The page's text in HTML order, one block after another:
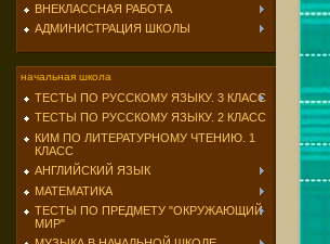
ВНЕКЛАССНАЯ РАБОТА
АДМИНИСТРАЦИЯ ШКОЛЫ
начальная школа
ТЕСТЫ ПО РУССКОМУ ЯЗЫКУ. 3 КЛАСС
ТЕСТЫ ПО РУССКОМУ ЯЗЫКУ. 2 КЛАСС
КИМ ПО ЛИТЕРАТУРНОМУ ЧТЕНИЮ. 1
КЛАСС
АНГЛИЙСКИЙ ЯЗЫК
МАТЕМАТИКА
ТЕСТЫ ПО ПРЕДМЕТУ "ОКРУЖАЮЩИЙ
МИР"